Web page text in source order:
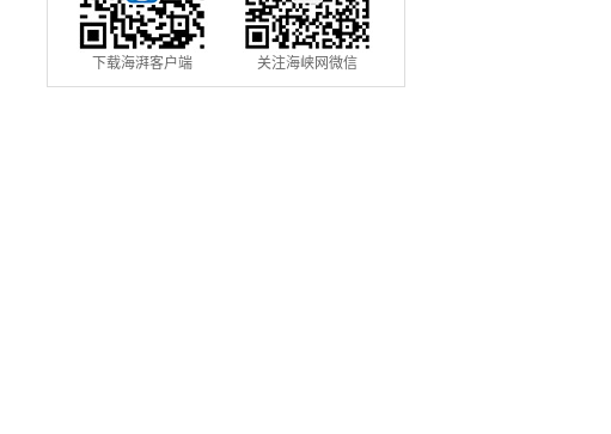
下载海湃客户端 关注海峡网微信